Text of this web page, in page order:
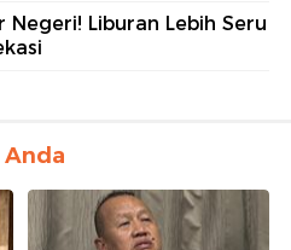
Negeri! Liburan Lebih Seru